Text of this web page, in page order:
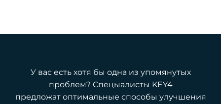
У вас есть хотя бы одна из упомянутых
проблем? Спецыалисты KEY4
предложат оптимальные способы улучшения